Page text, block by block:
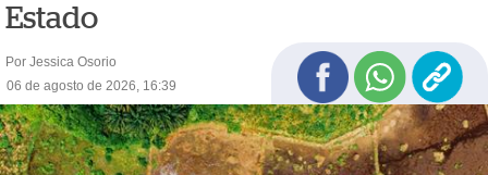
Estado
Por Jessica Osorio
06 de agosto de 2026, 16:39